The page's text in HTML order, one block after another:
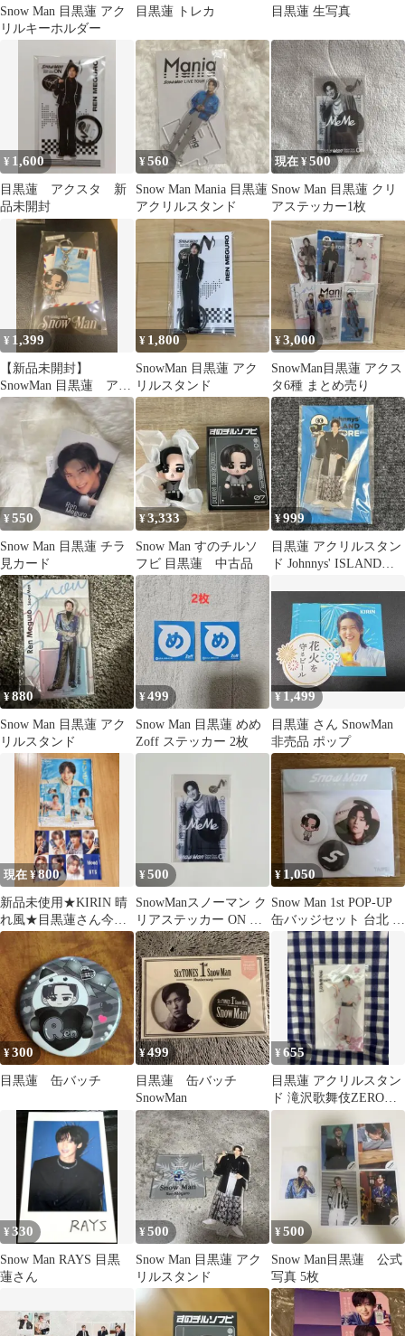
Snow Man 目黒蓮 アク
リルキーホルダー
目黒蓮 トレカ 目黒蓮 生写真
¥ 1,600
目黒蓮 アクスタ 新
品未開封
¥560
Snow Man Mania 目黒蓮
アクリルスタンド
現在 ¥500
Snow Man 目黒蓮 クリ
アステッカー1枚
¥ 1,399
【新品未開封】
SnowMan 目黒蓮 アク
リルキーホルダー アク
キー すのチル
¥ 1,800
SnowMan 目黒蓮 アク
リルスタンド
¥3,000
SnowMan目黒蓮 アクス
タ6種 まとめ売り
¥550
Snow Man 目黒蓮 チラ
見カード
¥3,333
Snow Man すのチルソ
フビ 目黒蓮 中古品
¥999
目黒蓮 アクリルスタン
ド Johnnys' ISLAND
¥880
Snow Man 目黒蓮 アク
リルスタンド
¥499
Snow Man 目黒蓮 めめ
Zoff ステッカー 2枚
¥1,499
目黒蓮 さん SnowMan
非売品 ポップ
現在 ¥800
新品未使用★KIRIN 晴
れ風★目黒蓮さん今田
美桜さん ポスター5枚
＋BTS付き
¥500
SnowManスノーマン ク
リアステッカー ON 目
黒蓮
¥ 1,050
Snow Man 1st POP-UP
缶バッジセット 台北 目
黒蓮
¥300
目黒蓮 缶バッチ
¥499
目黒蓮 缶バッチ
SnowMan
¥655
目黒蓮 アクリルスタン
ド 滝沢歌舞伎ZERO
FINAL
¥330
Snow Man RAYS 目黒
蓮さん
¥500
Snow Man 目黒蓮 アク
リルスタンド
¥500
Snow Man目黒蓮 公式
写真 5枚